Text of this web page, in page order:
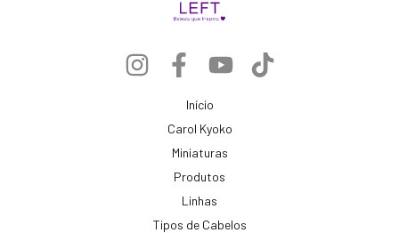
Início
Carol Kyoko
Miniaturas
Produtos
Linhas
Tipos de Cabelos